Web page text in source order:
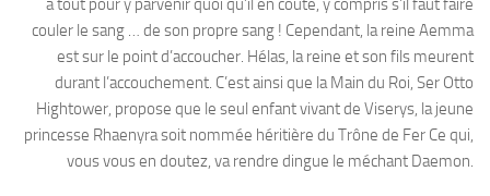
à tout pour y parvenir quoi qu’il en coute, y compris s’il faut faire
couler le sang … de son propre sang ! Cependant, la reine Aemma
est sur le point d’accoucher. Hélas, la reine et son fils meurent
durant l’accouchement. C’est ainsi que la Main du Roi, Ser Otto
Hightower, propose que le seul enfant vivant de Viserys, la jeune
princesse Rhaenyra soit nommée héritière du Trône de Fer Ce qui,
vous vous en doutez, va rendre dingue le méchant Daemon.